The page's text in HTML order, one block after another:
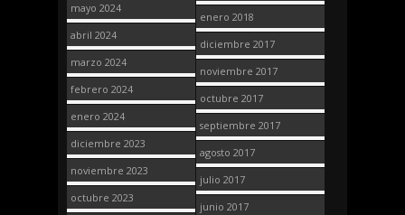
mayo 2024
abril 2024
marzo 2024
febrero 2024
enero 2024
diciembre 2023
noviembre 2023
octubre 2023
enero 2018
diciembre 2017
noviembre 2017
octubre 2017
septiembre 2017
agosto 2017
julio 2017
junio 2017